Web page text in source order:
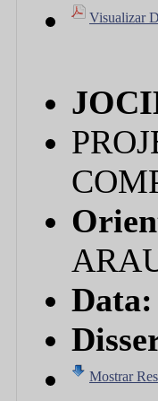
Visualizar
Data:
Mostrar